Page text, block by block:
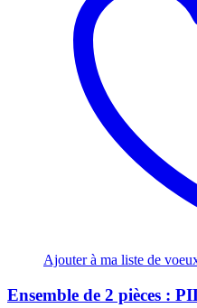
Ajouter à ma liste de
Ensemble de 2 pièces :